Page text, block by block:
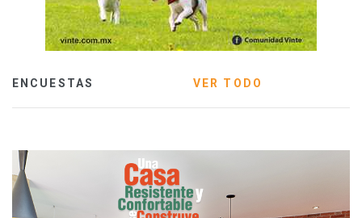
ENCUESTAS VER TODO